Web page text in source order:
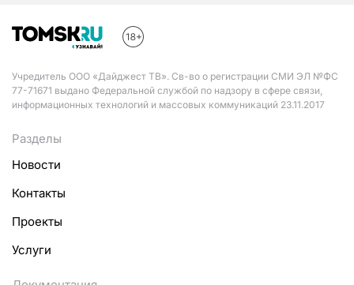
Учредитель ООО «Дайджест ТВ». Св-во о регистрации СМИ ЭЛ №ФС
77-71671 выдано Федеральной службой по надзору в сфере связи,
информационных технологий и массовых коммуникаций 23.11.2017
Разделы
Новости
Контакты
Проекты
Услуги